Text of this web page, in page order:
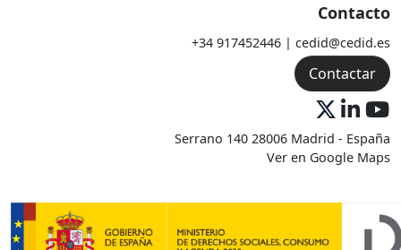
Contacto
+34 917452446 | cedid@cedid.es
Contactar
Serrano 140 28006 Madrid - España
Ver en Google Maps